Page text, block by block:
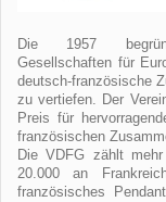
Die 1957
Gesellschaften für
deutsch-französische
zu vertiefen. Der
Preis für
französischen
Die VDFG zählt
20.000 an
französisches